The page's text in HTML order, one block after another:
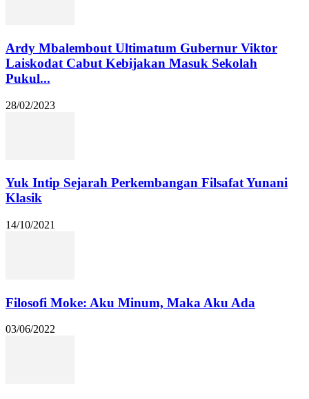
Ardy Mbalembout Ultimatum Gubernur Viktor
Laiskodat Cabut Kebijakan Masuk Sekolah
Pukul...
28/02/2023
Yuk Intip Sejarah Perkembangan Filsafat Yunani
Klasik
14/10/2021
Filosofi Moke: Aku Minum, Maka Aku Ada
03/06/2022